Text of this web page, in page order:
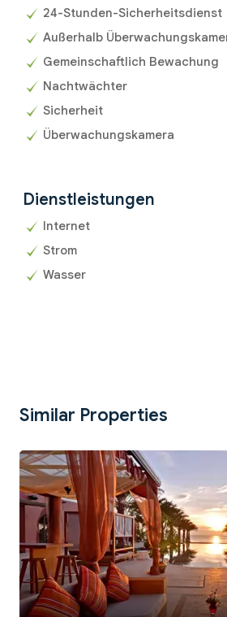
24-Stunden-Sicherheitsdienst
Außerhalb
Gemeinschaftlich Bewachung
Nachtwächter
Sicherheit
Überwachungskamera
Dienstleistungen
Internet
Strom
Wasser
Similar Properties